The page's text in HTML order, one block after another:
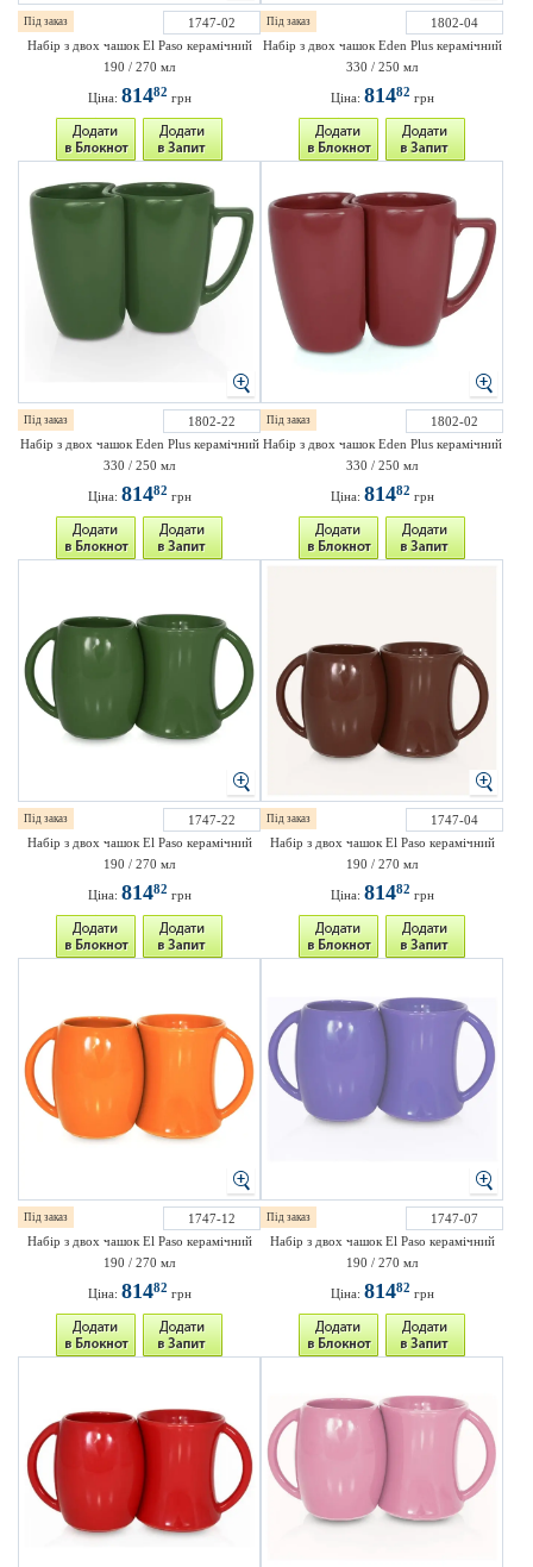
Під заказ
1747-02
Набір з двох чашок El Paso керамічний
190 / 270 мл
Ціна: 81482 грн
Під заказ
1802-04
Набір з двох чашок Eden Plus керамічний
330 / 250 мл
Ціна: 81482 грн
Під заказ
1802-22
Набір з двох чашок Eden Plus керамічний
330 / 250 мл
Ціна: 81482 грн
Під заказ
1802-02
Набір з двох чашок Eden Plus керамічний
330 / 250 мл
Ціна: 81482 грн
Під заказ
1747-22
Набір з двох чашок El Paso керамічний
190 / 270 мл
Ціна: 81482 грн
Під заказ
1747-04
Набір з двох чашок El Paso керамічний
190 / 270 мл
Ціна: 81482 грн
Під заказ
1747-12
Набір з двох чашок El Paso керамічний
190 / 270 мл
Ціна: 81482 грн
Під заказ
1747-07
Набір з двох чашок El Paso керамічний
190 / 270 мл
Ціна: 81482 грн